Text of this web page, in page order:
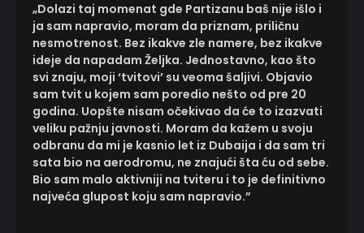
„Dolazi taj momenat gde Partizanu baš nije išlo i
ja sam napravio, moram da priznam, priličnu
nesmotrenost. Bez ikakve zle namere, bez ikakve
ideje da napadam Željka. Jednostavno, kao što
svi znaju, moji ‘tvitovi’ su veoma šaljivi. Objavio
sam tvit u kojem sam poredio nešto od pre 20
godina. Uopšte nisam očekivao da će to izazvati
veliku pažnju javnosti. Moram da kažem u svoju
odbranu da mi je kasnio let iz Dubaija i da sam tri
sata bio na aerodromu, ne znajući šta ću od sebe.
Bio sam malo aktivniji na tviteru i to je definitivno
najveća glupost koju sam napravio.”